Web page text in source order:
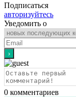
Подписаться
авторизуйтесь
Уведомить о
0 комментариев